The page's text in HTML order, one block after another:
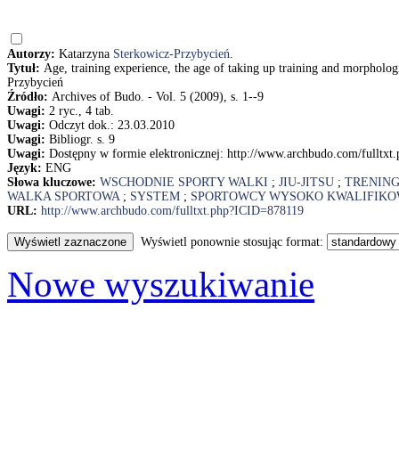
Autorzy: Katarzyna Sterkowicz-Przybycień.
Tytuł: Age, training experience, the age of taking up training and
Przybycień
Źródło: Archives of Budo. - Vol. 5 (2009), s. 1--9
Uwagi: 2 ryc., 4 tab.
Uwagi: Odczyt dok.: 23.03.2010
Uwagi: Bibliogr. s. 9
Uwagi: Dostępny w formie elektronicznej: http://www.archbudo.com/
Język: ENG
Słowa kluczowe: WSCHODNIE SPORTY WALKI ; JIU-JITSU ;
WALKA SPORTOWA; SYSTEM ; SPORTOWCY WYSOKO
URL: http://www.archbudo.com/fulltxt.php?ICID=878119
Wyświetl ponownie stosując format:
Nowe wyszukiwanie